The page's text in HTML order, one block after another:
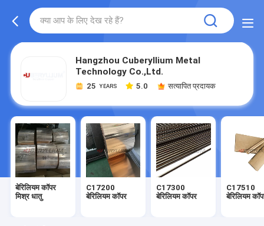
Hangzhou Cuberyllium Metal
Technology Co.,Ltd.
25 YEARS 5.0 सत्यापित प्रदायक
बेरिलियम कॉपर
मिश्र धातु
C17200
बेरिलियम कॉपर
C17300
बेरिलियम कॉपर
C17510
बेरिलियम